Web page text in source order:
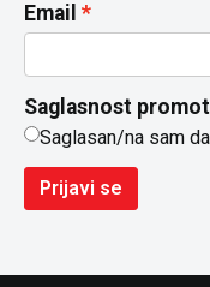
Email
Saglasnost
Saglasan/na sam
Prijavi se